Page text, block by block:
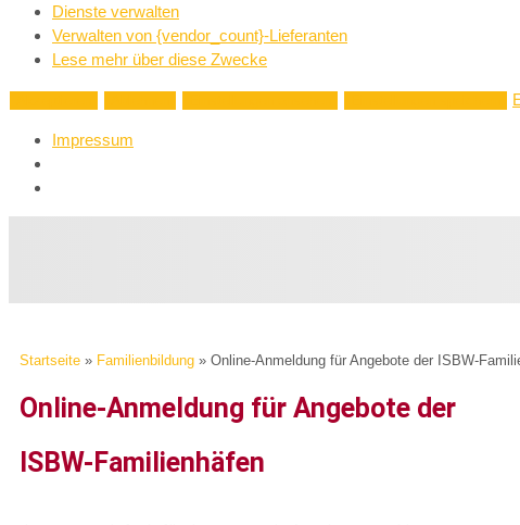
Dienste verwalten
Verwalten von {vendor_count}-Lieferanten
Lese mehr über diese Zwecke
Impressum
Startseite » Familienbildung » Online-Anmeldung für Angebote der ISBW-
Online-Anmeldung für Angebote der
ISBW-Familienhäfen